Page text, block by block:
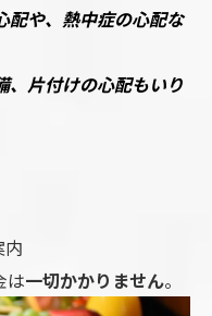
配や、熱中症の心配な
、片付けの心配もいり
内
は一切かかりません。